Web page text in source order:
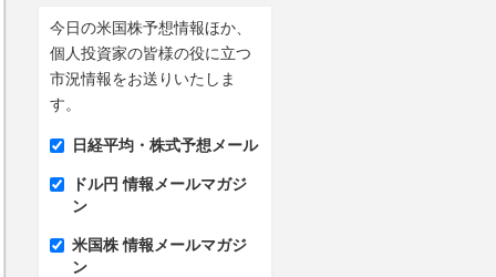
今日の米国株予想情報ほか、
個人投資家の皆様の役に立つ
市況情報をお送りいたしま
す。
日経平均・株式予想メール
ドル円 情報メールマガジ
ン
米国株 情報メールマガジ
ン